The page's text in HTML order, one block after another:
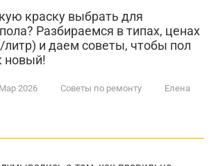
краску выбрать для
Разбираемся в типах, ценах
литр) и даем советы, чтобы пол
новый!
2026 Советы по ремонту
Елена